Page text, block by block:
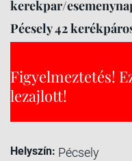
kerekpar/
Pécsely 42
Figyelmeztetés!
lezajlott!
Helyszín: Pécsely